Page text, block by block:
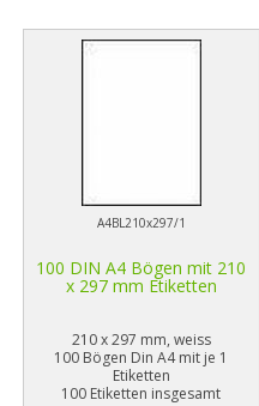
A4BL210x297/1
100 DIN A4 Bögen mit 210
x 297 mm Etiketten
210 x 297 mm, weiss
100 Bögen Din A4 mit je 1
Etiketten
100 Etiketten insgesamt